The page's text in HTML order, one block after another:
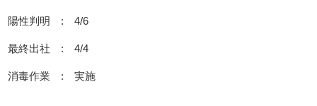
陽性判明 : 4/6
最終出社 : 4/4
消毒作業 : 実施